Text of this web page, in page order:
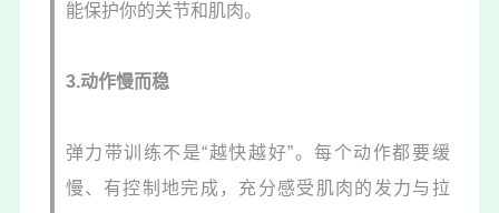
能保护你的关节和肌肉。
3.动作慢而稳
弹力带训练不是“越快越好”。每个动作都要缓
慢、有控制地完成，充分感受肌肉的发力与拉